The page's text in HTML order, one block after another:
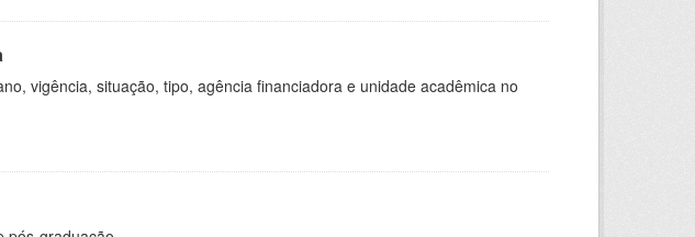
vigência, situação, tipo, agência financiadora e unidade acadêmica no